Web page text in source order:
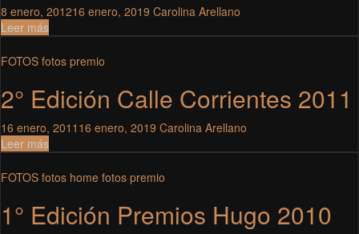
8 enero, 201216 enero, 2019 Carolina Arellano
Leer más
FOTOS fotos premio
2° Edición Calle Corrientes 2011
16 enero, 2011 16 enero, 2019 Carolina Arellano
Leer más
FOTOS fotos home fotos premio
1° Edición Premios Hugo 2010